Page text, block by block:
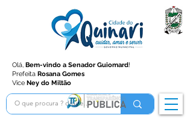
Olá, Bem-vindo a Senador Guiomard!
Prefeita Rosana Gomes
Vice Ney do Miltão